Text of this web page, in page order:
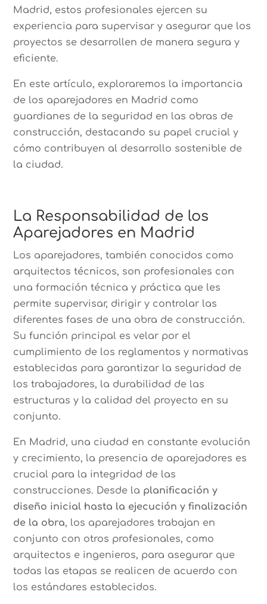
Madrid, estos profesionales ejercen su
experiencia para supervisar y asegurar que los
proyectos se desarrollen de manera segura y
eficiente.
En este artículo, exploraremos la importancia
de los aparejadores en Madrid como
guardianes de la seguridad en las obras de
construcción, destacando su papel crucial y
cómo contribuyen al desarrollo sostenible de
la ciudad.
La Responsabilidad de los
Aparejadores en Madrid
Los aparejadores, también conocidos como
arquitectos técnicos, son profesionales con
una formación técnica y práctica que les
permite supervisar, dirigir y controlar las
diferentes fases de una obra de construcción.
Su función principal es velar por el
cumplimiento de los reglamentos y normativas
establecidas para garantizar la seguridad de
los trabajadores, la durabilidad de las
estructuras y la calidad del proyecto en su
conjunto.
En Madrid, una ciudad en constante evolución
y crecimiento, la presencia de aparejadores es
crucial para la integridad de las
construcciones. Desde la planificación y
diseño inicial hasta la ejecución y finalización
de la obra, los aparejadores trabajan en
conjunto con otros profesionales, como
arquitectos e ingenieros, para asegurar que
todas las etapas se realicen de acuerdo con
los estándares establecidos.